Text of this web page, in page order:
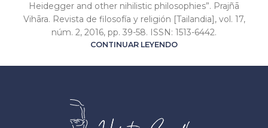
Heidegger and other nihilistic philosophies”. Prajñā
Vihāra. Revista de filosofía y religión [Tailandia], vol. 17,
núm. 2, 2016, pp. 39-58. ISSN: 1513-6442.
CONTINUAR LEYENDO